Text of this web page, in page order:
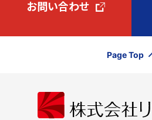
お問い合わせ
Page Top